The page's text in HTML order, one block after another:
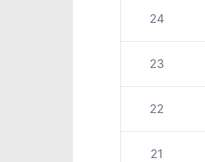
24
23
22
21